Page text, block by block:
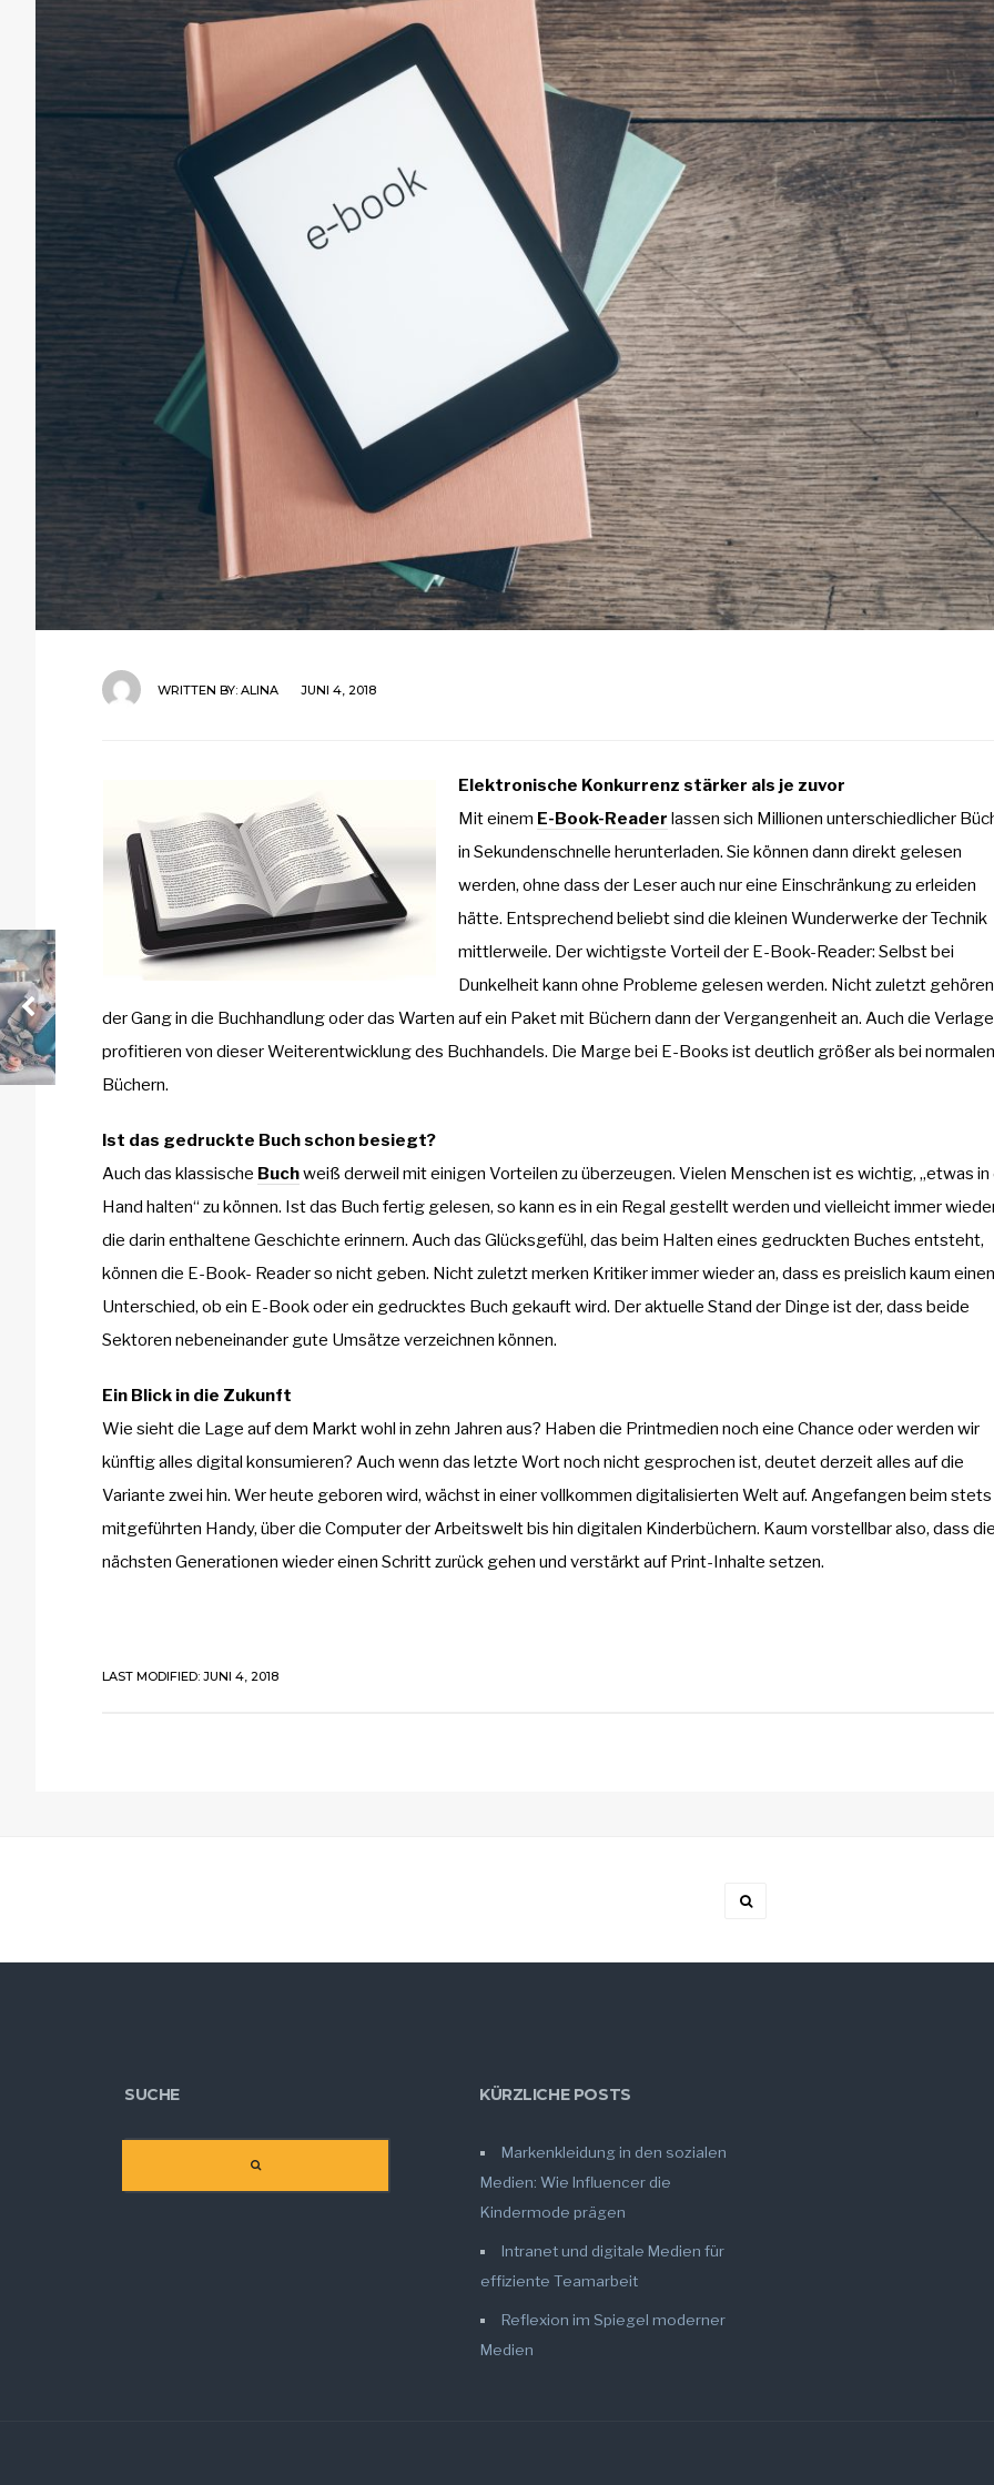
WRITTEN BY: ALINA JUNI 4, 2018
Elektronische Konkurrenz stärker als je zuvor
Mit einem E-Book-Reader lassen sich Millionen unterschiedlicher
in Sekundenschnelle herunterladen. Sie können dann direkt gelesen
werden, ohne dass der Leser auch nur eine Einschränkung zu erleiden
hätte. Entsprechend beliebt sind die kleinen Wunderwerke der Technik
mittlerweile. Der wichtigste Vorteil der E-Book-Reader: Selbst bei
Dunkelheit kann ohne Probleme gelesen werden. Nicht zuletzt gehören
der Gang in die Buchhandlung oder das Warten auf ein Paket mit Büchern dann der Vergangenheit an. Auch die Verlage
profitieren von dieser Weiterentwicklung des Buchhandels. Die Marge bei E-Books ist deutlich größer als bei normalen
Büchern.
Ist das gedruckte Buch schon besiegt?
Auch das klassische Buchweiß derweil mit einigen Vorteilen zu überzeugen. Vielen Menschen ist es wichtig, „etwas in
Hand halten“ zu können. Ist das Buch fertig gelesen, so kann es in ein Regal gestellt werden und vielleicht immer
die darin enthaltene Geschichte erinnern. Auch das Glücksgefühl, das beim Halten eines gedruckten Buches entsteht,
können die E-Book- Reader so nicht geben. Nicht zuletzt merken Kritiker immer wieder an, dass es preislich kaum einen
Unterschied, ob ein E-Book oder ein gedrucktes Buch gekauft wird. Der aktuelle Stand der Dinge ist der, dass beide
Sektoren nebeneinander gute Umsätze verzeichnen können.
Ein Blick in die Zukunft
Wie sieht die Lage auf dem Markt wohl in zehn Jahren aus? Haben die Printmedien noch eine Chance oder werden wir
künftig alles digital konsumieren? Auch wenn das letzte Wort noch nicht gesprochen ist, deutet derzeit alles auf die
Variante zwei hin. Wer heute geboren wird, wächst in einer vollkommen digitalisierten Welt auf. Angefangen beim stets
mitgeführten Handy, über die Computer der Arbeitswelt bis hin digitalen Kinderbüchern. Kaum vorstellbar also, dass
nächsten Generationen wieder einen Schritt zurück gehen und verstärkt auf Print-Inhalte setzen.
LAST MODIFIED: JUNI 4, 2018
SUCHE KÜRZLICHE POSTS
Markenkleidung in den sozialen
Medien: Wie Influencer die
Kindermode prägen
Intranet und digitale Medien für
effiziente Teamarbeit
Reflexion im Spiegel moderner
Medien